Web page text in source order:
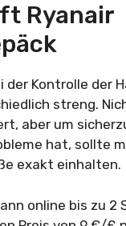
Ryanair
der Kontrolle der
streng.
aber um
hat, sollte
exakt einhalten.
online bis zu 2